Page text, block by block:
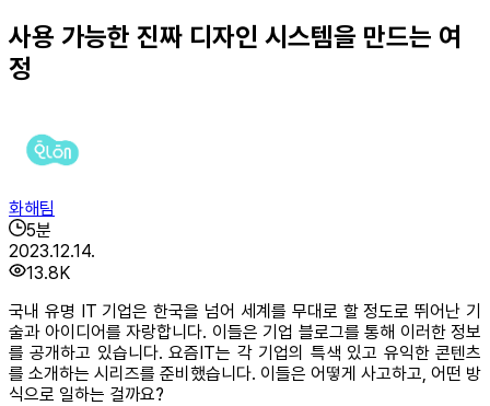
사용 가능한 진짜 디자인 시스템을 만드는 여
정
화해팀
5분
2023.12.14.
13.8K
국내 유명 IT 기업은 한국을 넘어 세계를 무대로 할 정도로 뛰어난 기
술과 아이디어를 자랑합니다. 이들은 기업 블로그를 통해 이러한 정보
를 공개하고 있습니다. 요즘IT는 각 기업의 특색 있고 유익한 콘텐츠
를 소개하는 시리즈를 준비했습니다. 이들은 어떻게 사고하고, 어떤 방
식으로 일하는 걸까요?